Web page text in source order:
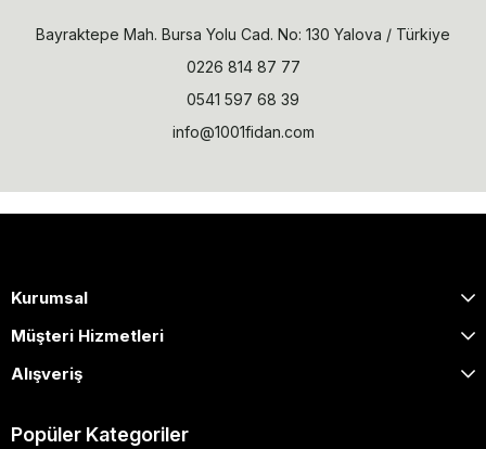
Bayraktepe Mah. Bursa Yolu Cad. No: 130 Yalova / Türkiye
0226 814 87 77
0541 597 68 39
info@1001fidan.com
Kurumsal
Müşteri Hizmetleri
Alışveriş
Popüler Kategoriler